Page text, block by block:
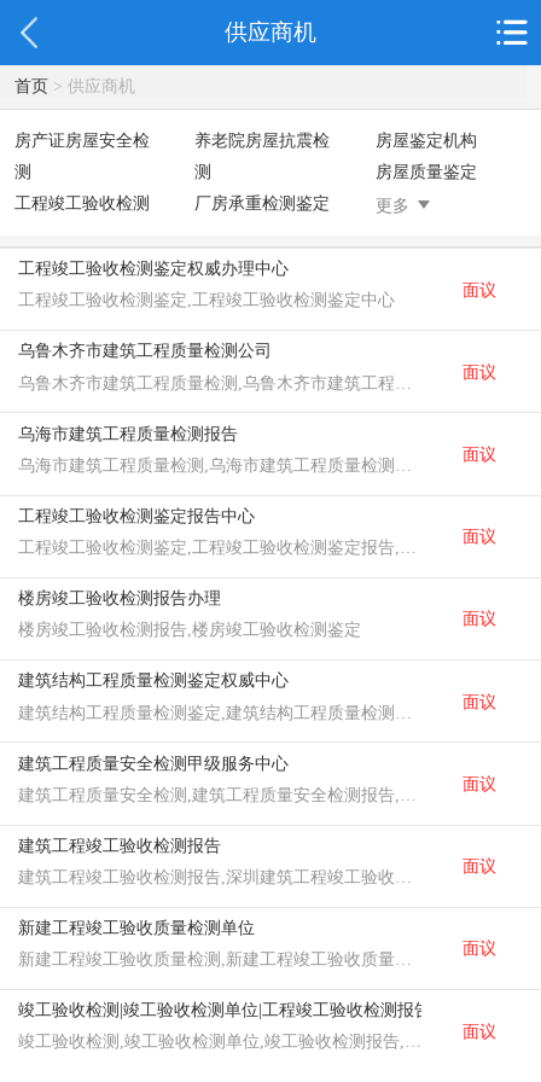
供应商机
首页> 供应商机
房产证房屋安全检
测
养老院房屋抗震检
测
房屋鉴定机构
房屋质量鉴定
工程竣工验收检测
厂房承重检测鉴定
外资验厂检测鉴定
危房安全检测鉴定
房屋改造安全检测
鉴定
房屋裂缝检测
幼儿园抗震安全检
屋顶光伏安全检测
鉴定
房屋检测鉴定
房屋结构补强加固
钢结构夹层安全检
测
更多
工程竣工验收检测鉴定权威办理中心
工程竣工验收检测鉴定,工程竣工验收检测鉴定中心
面议
乌鲁木齐市建筑工程质量检测公司
面议
乌海市建筑工程质量检测报告
面议
工程竣工验收检测鉴定报告中心
面议
楼房竣工验收检测报告办理
楼房竣工验收检测报告,楼房竣工验收检测鉴定
面议
建筑结构工程质量检测鉴定权威中心
面议
建筑工程质量安全检测甲级服务中心
面议
建筑工程竣工验收检测报告
面议
新建工程竣工验收质量检测单位
新建工程竣工验收质量检测,新建工程竣工验收质量检测单位,新建工程竣工验收质量检测机构,山东新建工程竣工验收质量检测,河北新建工程竣工验收质量检测
面议
竣工验收检测|竣工验收检测单位|工程竣工验收检测报告
竣工验收检测,竣工验收检测单位,竣工验收检测报告,工程竣工验收检测报告,工程竣工验收检测单位
面议